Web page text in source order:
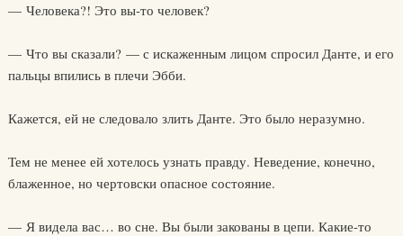
— Человека?! Это вы-то человек?
— Что вы сказали? — с искаженным лицом спросил Данте, и его
пальцы впились в плечи Эбби.
Кажется, ей не следовало злить Данте. Это было неразумно.
Тем не менее ей хотелось узнать правду. Неведение, конечно,
блаженное, но чертовски опасное состояние.
— Я видела вас… во сне. Вы были закованы в цепи. Какие-то